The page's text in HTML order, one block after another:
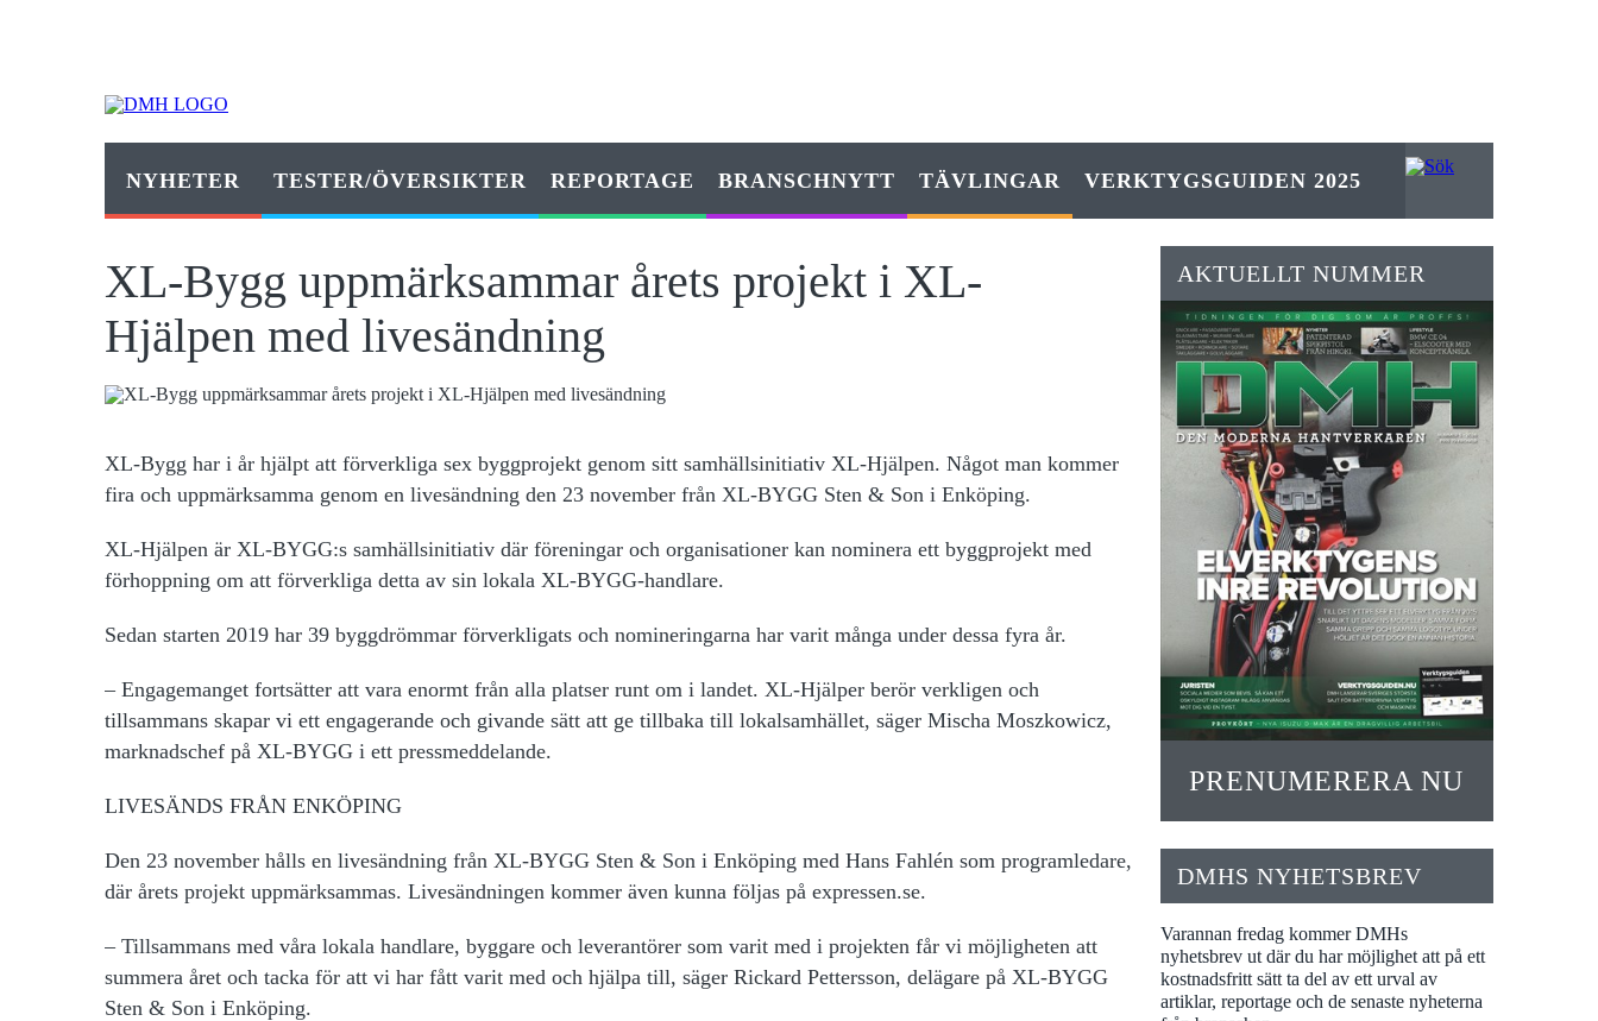
NYHETER TESTER/ÖVERSIKTER REPORTAGE BRANSCHNYTT TÄVLINGAR VERKTYGSGUIDEN 2025
XL-Bygg uppmärksammar årets projekt i XL-
Hjälpen med livesändning
XL-Bygg har i år hjälpt att förverkliga sex byggprojekt genom sitt samhällsinitiativ XL-Hjälpen. Något man kommer
fira och uppmärksamma genom en livesändning den 23 november från XL-BYGG Sten & Son i Enköping.
XL-Hjälpen är XL-BYGG:s samhällsinitiativ där föreningar och organisationer kan nominera ett byggprojekt med
förhoppning om att förverkliga detta av sin lokala XL-BYGG-handlare.
Sedan starten 2019 har 39 byggdrömmar förverkligats och nomineringarna har varit många under dessa fyra år.
– Engagemanget fortsätter att vara enormt från alla platser runt om i landet. XL-Hjälper berör verkligen och
tillsammans skapar vi ett engagerande och givande sätt att ge tillbaka till lokalsamhället, säger Mischa Moszkowicz,
marknadschef på XL-BYGG i ett pressmeddelande.
LIVESÄNDS FRÅN ENKÖPING
Den 23 november hålls en livesändning från XL-BYGG Sten & Son i Enköping med Hans Fahlén som programledare,
där årets projekt uppmärksammas. Livesändningen kommer även kunna följas på expressen.se.
– Tillsammans med våra lokala handlare, byggare och leverantörer som varit med i projekten får vi möjligheten att
summera året och tacka för att vi har fått varit med och hjälpa till, säger Rickard Pettersson, delägare på XL-BYGG
Sten & Son i Enköping.
AKTUELLT NUMMER
PRENUMERERA NU
DMHS NYHETSBREV
Varannan fredag kommer DMHs
nyhetsbrev ut där du har möjlighet att på ett
kostnadsfritt sätt ta del av ett urval av
artiklar, reportage och de senaste nyheterna